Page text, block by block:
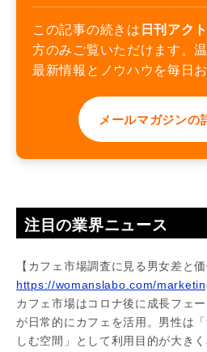
この記事の続きは 日刊アク
方のみご覧いただけます。
最新情報とノウハウを毎日
メールマガジンの
注目の業界ニュース
【カフェ市場調査に見る男女差と価
https://womanslabo.com/
カフェ市場はコロナ後に成長フェ
が日常的にカフェを活用。男性は
しむ空間」として利用目的が大き